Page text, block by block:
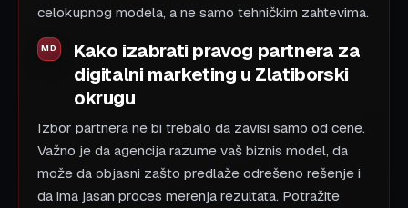
celokupnog modela, a ne samo tehničkim zahtevima.
Kako izabrati pravog partnera za
digitalni marketing u Zlatiborski
okrugu
Izbor partnera ne bi trebalo da zavisi samo od cene.
Važno je da agencija razume vaš biznis model, da
može da objasni zašto predlaže odrešeno rešenje i
da ima jasan proces merenja rezultata. Potražite